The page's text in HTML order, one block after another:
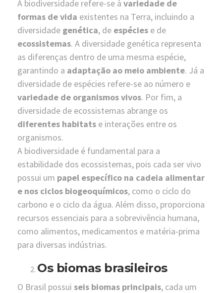
A biodiversidade refere-se à variedade de
formas de vida existentes na Terra, incluindo a
diversidade genética, de espécies e de
ecossistemas. A diversidade genética representa
as diferenças dentro de uma mesma espécie,
garantindo a adaptação ao meio ambiente. Já a
diversidade de espécies refere-se ao número e
variedade de organismos vivos. Por fim, a
diversidade de ecossistemas abrange os
diferentes habitats e interações entre os
organismos.
A biodiversidade é fundamental para a
estabilidade dos ecossistemas, pois cada ser vivo
possui um papel específico na cadeia alimentar
e nos ciclos biogeoquímicos, como o ciclo do
carbono e o ciclo da água. Além disso, proporciona
recursos essenciais para a sobrevivência humana,
como alimentos, medicamentos e matéria-prima
para diversas indústrias.
Os biomas brasileiros
O Brasil possui seis biomas principais, cada um